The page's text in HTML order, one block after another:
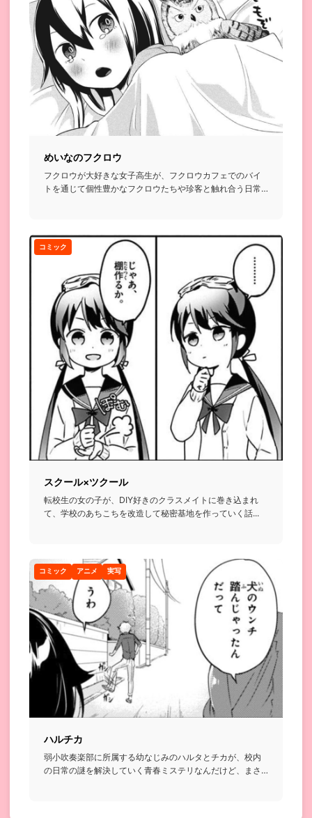
めいなのフクロウ
フクロウが大好きな女子高生が、フクロウカフェでのバイ
トを通じて個性豊かなフクロウたちや珍客と触れ合う日常
コミック
スクール×ツクール
転校生の女の子が、DIY好きのクラスメイトに巻き込まれ
て、学校のあちこちを改造して秘密基地を作っていく話...
コミック アニメ 実写
ハルチカ
弱小吹奏楽部に所属する幼なじみのハルタとチカが、校内
の日常の謎を解決していく青春ミステリなんだけど、まさ